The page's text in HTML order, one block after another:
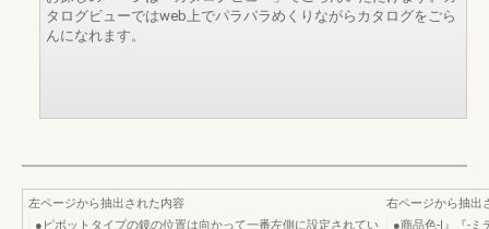
タログビューではweb上でパラパラめくりながらカタログをごら
んになれます。
左ページから抽出された内容
●ピボットタイプの鏡の位置は向かって一番左側に設定されてい
右ページから抽出
●商品色-l』『-ミ